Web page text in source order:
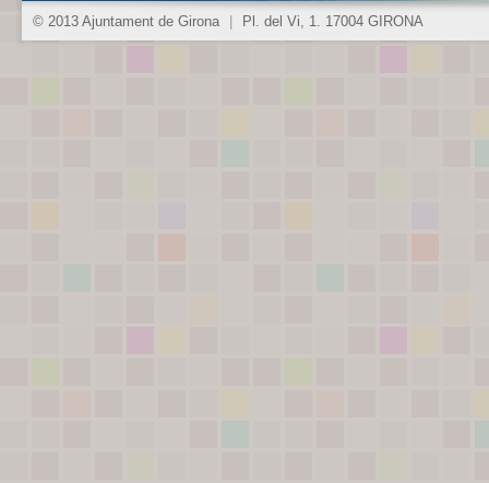
© 2013 Ajuntament de Girona Pl. del Vi, 1. 17004 GIRONA